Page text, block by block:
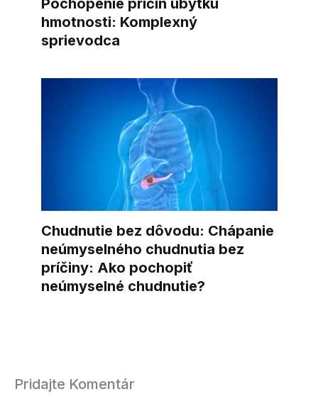
hmotnosti: Komplexný
sprievodca
Chudnutie bez dôvodu: Chápanie
neúmyselného chudnutia bez
príčiny: Ako pochopiť
neúmyselné chudnutie?
Pridajte Komentár